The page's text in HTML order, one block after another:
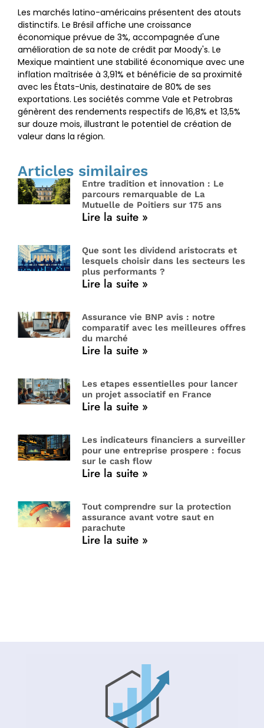
Les marchés latino-américains présentent des atouts
distinctifs. Le Brésil affiche une croissance
économique prévue de 3%, accompagnée d'une
amélioration de sa note de crédit par Moody's. Le
Mexique maintient une stabilité économique avec une
inflation maîtrisée à 3,91% et bénéficie de sa proximité
avec les États-Unis, destinataire de 80% de ses
exportations. Les sociétés comme Vale et Petrobras
génèrent des rendements respectifs de 16,8% et 13,5%
sur douze mois, illustrant le potentiel de création de
valeur dans la région.
Articles similaires
Entre tradition et innovation : Le
parcours remarquable de La
Mutuelle de Poitiers sur 175 ans
Lire la suite »
Que sont les dividend aristocrats et
lesquels choisir dans les secteurs les
plus performants ?
Lire la suite »
Assurance vie BNP avis : notre
comparatif avec les meilleures offres
du marché
Lire la suite »
Les etapes essentielles pour lancer
un projet associatif en France
Lire la suite »
Les indicateurs financiers a surveiller
pour une entreprise prospere : focus
sur le cash flow
Lire la suite »
Tout comprendre sur la protection
assurance avant votre saut en
parachute
Lire la suite »